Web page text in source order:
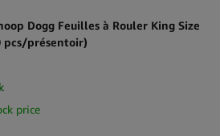
Dogg Feuilles à Rouler King Size
pcs/présentoir)
price